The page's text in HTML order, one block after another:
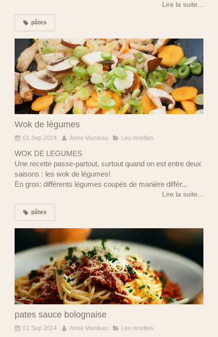
Lire la suite...
pâtes
Wok de légumes
01 Sep 2024 Anne Manteau Les recettes
WOK DE LEGUMES
Une recette passe-partout, surtout quand on est entre deux
saisons : les wok de légumes!
En gros: différents légumes coupés de manière différ...
Lire la suite...
pâtes
pates sauce bolognaise
01 Sep 2024 Anne Manteau Les recettes